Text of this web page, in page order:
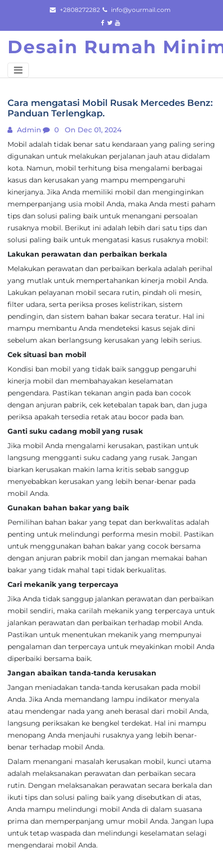
content
+2808272282 info@yourmail.com
Desain Rumah
Cara mengatasi Mobil Rusak Mercedes Benz:
Panduan Terlengkap.
Admin 0
On Dec 01, 2024
Mobil adalah tidak benar satu kendaraan yang paling sering
digunakan untuk melakukan perjalanan jauh atau didalam
kota. Namun, mobil terhitung bisa mengalami berbagai
kasus dan kerusakan yang mampu mempengaruhi
kinerjanya. Jika Anda memiliki mobil dan menginginkan
memperpanjang usia mobil Anda, maka Anda mesti paham
tips dan solusi paling baik untuk menangani persoalan
rusaknya mobil. Berikut ini adalah lebih dari satu tips dan
solusi paling baik untuk mengatasi kasus rusaknya mobil:
Lakukan perawatan dan perbaikan berkala
Melakukan perawatan dan perbaikan berkala adalah perihal
yang mutlak untuk mempertahankan kinerja mobil Anda.
Lakukan pelayanan mobil secara rutin, pindah oli mesin,
filter udara, serta periksa proses kelistrikan, sistem
pendingin, dan sistem bahan bakar secara teratur. Hal ini
mampu membantu Anda mendeteksi kasus sejak dini
sebelum akan berlangsung kerusakan yang lebih serius.
Cek situasi ban mobil
Kondisi ban mobil yang tidak baik sanggup pengaruhi
kinerja mobil dan membahayakan keselamatan
pengendara. Pastikan tekanan angin pada ban cocok
dengan anjuran pabrik, cek ketebalan tapak ban, dan juga
periksa apakah tersedia retak atau bocor pada ban.
Ganti suku cadang mobil yang rusak
Jika mobil Anda mengalami kerusakan, pastikan untuk
langsung mengganti suku cadang yang rusak. Jangan
biarkan kerusakan makin lama kritis sebab sanggup
menyebabkan kerusakan yang lebih benar-benar pada
mobil Anda.
Gunakan bahan bakar yang baik
Pemilihan bahan bakar yang tepat dan berkwalitas adalah
penting untuk melindungi performa mesin mobil. Pastikan
untuk menggunakan bahan bakar yang cocok bersama
dengan anjuran pabrik mobil dan jangan memakai bahan
bakar yang tidak mahal tapi tidak berkualitas.
Cari mekanik yang terpercaya
Jika Anda tidak sanggup jalankan perawatan dan perbaikan
mobil sendiri, maka carilah mekanik yang terpercaya untuk
jalankan perawatan dan perbaikan terhadap mobil Anda.
Pastikan untuk menentukan mekanik yang mempunyai
pengalaman dan terpercaya untuk meyakinkan mobil Anda
diperbaiki bersama baik.
Jangan abaikan tanda-tanda kerusakan
Jangan meniadakan tanda-tanda kerusakan pada mobil
Anda. Jika Anda memandang lampu indikator menyala
atau mendengar nada yang aneh berasal dari mobil Anda,
langsung periksakan ke bengkel terdekat. Hal ini mampu
menopang Anda menjauhi rusaknya yang lebih benar-
benar terhadap mobil Anda.
Dalam menangani masalah kerusakan mobil, kunci utama
adalah melaksanakan perawatan dan perbaikan secara
rutin. Dengan melaksanakan perawatan secara berkala dan
ikuti tips dan solusi paling baik yang disebutkan di atas,
Anda mampu melindungi mobil Anda di dalam suasana
prima dan memperpanjang umur mobil Anda. Jangan lupa
untuk tetap waspada dan melindungi keselamatan selagi
mengendarai mobil Anda.